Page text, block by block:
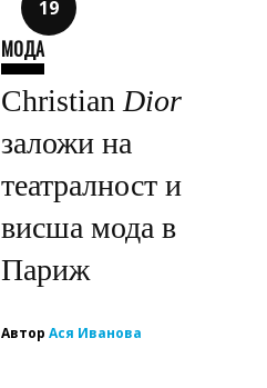
19
МОДА
Christian Dior
заложи на
театралност и
висша мода в
Париж
Автор Ася Иванова